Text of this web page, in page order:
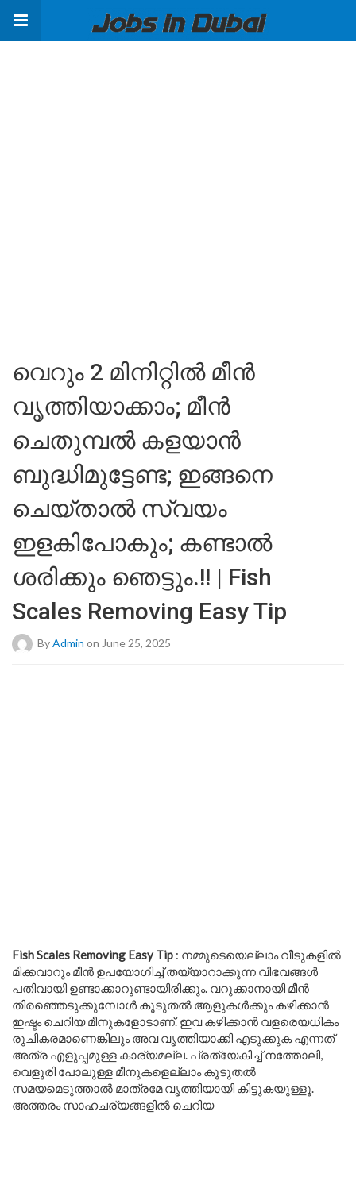
വെറും 2 മിനിറ്റിൽ മീൻ
വൃത്തിയാക്കാം; മീൻ
ചെതുമ്പൽ കളയാൻ
ബുദ്ധിമുട്ടേണ്ട; ഇങ്ങനെ
ചെയ്താൽ സ്വയം
ഇളകിപോകും; കണ്ടാൽ
ശരിക്കും ഞെട്ടും.!! | Fish
Scales Removing Easy Tip
ByAdmin on June 25, 2025
Fish Scales Removing Easy Tip : നമ്മുടെയെല്ലാം വീടുകളിൽ
മിക്കവാറും മീൻ ഉപയോഗിച്ച് തയ്യാറാക്കുന്ന വിഭവങ്ങൾ
പതിവായി ഉണ്ടാക്കാറുണ്ടായിരിക്കും. വറുക്കാനായി മീൻ
തിരഞ്ഞെടുക്കുമ്പോൾ കൂടുതൽ ആളുകൾക്കും കഴിക്കാൻ
ഇഷ്ടം ചെറിയ മീനുകളോടാണ്. ഇവ കഴിക്കാൻ വളരെയധികം
രുചികരമാണെങ്കിലും അവ വൃത്തിയാക്കി എടുക്കുക എന്നത്
അത്ര എളുപ്പമുള്ള കാര്യമല്ല. പ്രത്യേകിച്ച് നത്തോലി,
വെളൂരി പോലുള്ള മീനുകളെല്ലാം കൂടുതൽ
സമയമെടുത്താൽ മാത്രമേ വൃത്തിയായി കിട്ടുകയുള്ളൂ.
അത്തരം സാഹചര്യങ്ങളിൽ ചെറിയ